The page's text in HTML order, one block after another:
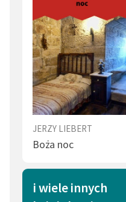
JERZY LIEBERT
Boża noc
i wiele innych